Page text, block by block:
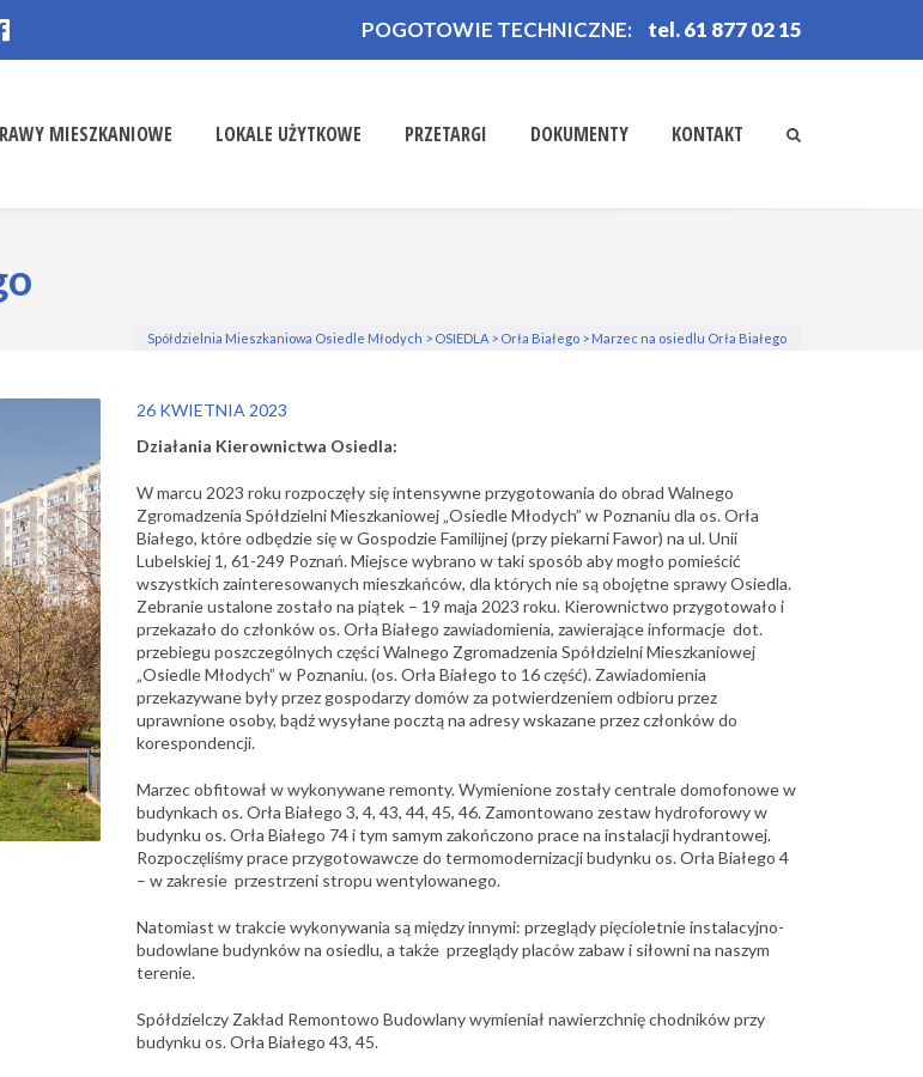
POGOTOWIE TECHNICZNE: tel. 61 877 02 15
MIESZKANIOWE LOKALE UŻYTKOWE PRZETARGI DOKUMENTY KONTAKT
Spółdzielnia Mieszkaniowa Osiedle Młodych > OSIEDLA > Orła Białego > Marzec na osiedlu Orła Białego
26 KWIETNIA 2023
Działania Kierownictwa Osiedla:
W marcu 2023 roku rozpoczęły się intensywne przygotowania do obrad Walnego
Zgromadzenia Spółdzielni Mieszkaniowej „Osiedle Młodych” w Poznaniu dla os. Orła
Białego, które odbędzie się w Gospodzie Familijnej (przy piekarni Fawor) na ul. Unii
Lubelskiej 1, 61-249 Poznań. Miejsce wybrano w taki sposób aby mogło pomieścić
wszystkich zainteresowanych mieszkańców, dla których nie są obojętne sprawy Osiedla.
Zebranie ustalone zostało na piątek – 19 maja 2023 roku. Kierownictwo przygotowało i
przekazało do członków os. Orła Białego zawiadomienia, zawierające informacje dot.
przebiegu poszczególnych części Walnego Zgromadzenia Spółdzielni Mieszkaniowej
„Osiedle Młodych” w Poznaniu. (os. Orła Białego to 16 część). Zawiadomienia
przekazywane były przez gospodarzy domów za potwierdzeniem odbioru przez
uprawnione osoby, bądź wysyłane pocztą na adresy wskazane przez członków do
korespondencji.
Marzec obfitował w wykonywane remonty. Wymienione zostały centrale domofonowe w
budynkach os. Orła Białego 3, 4, 43, 44, 45, 46. Zamontowano zestaw hydroforowy w
budynku os. Orła Białego 74 i tym samym zakończono prace na instalacji hydrantowej.
Rozpoczęliśmy prace przygotowawcze do termomodernizacji budynku os. Orła Białego 4
– w zakresie przestrzeni stropu wentylowanego.
Natomiast w trakcie wykonywania są między innymi: przeglądy pięcioletnie instalacyjno-
budowlane budynków na osiedlu, a także przeglądy placów zabaw i siłowni na naszym
terenie.
Spółdzielczy Zakład Remontowo Budowlany wymieniał nawierzchnię chodników przy
budynku os. Orła Białego 43, 45.